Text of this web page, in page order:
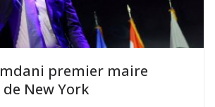
premier maire
New York